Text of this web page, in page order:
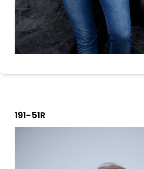
191-51R